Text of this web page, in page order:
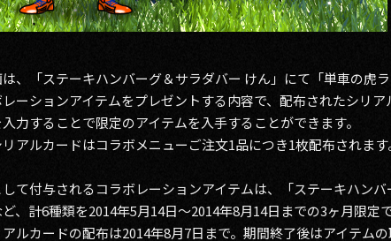
、「ステーキハンバーグ＆サラダバー けん」にて「単車の虎
レーションアイテムをプレゼントする内容で、配布されたシリ
力することで限定のアイテムを入手することができます。
アルカードはコラボメニューご注文1品につき1枚配布されます
て付与されるコラボレーションアイテムは、「ステーキハン
、計6種類を2014年5月14日～2014年8月14日までの3ヶ月限定
アルカードの配布は2014年8月7日まで。期間終了後はアイテムの